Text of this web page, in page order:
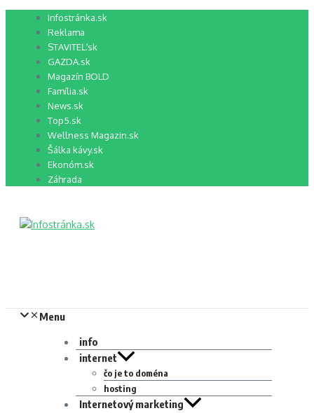
Preskočiť Infostránka.sk
Reklama
STAVITEĽ.sk
GAZDA.sk
Magazín BOLD
Família.sk
News.sk
Top5.sk
Wellness Magazin.sk
Šálka kávy.sk
Ekonóm.sk
Záhrada
Menu
info
internet
čo je to doména
hosting
Internetový marketing